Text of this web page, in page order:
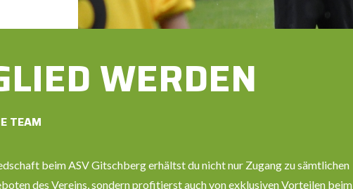
WERDEN
TEAM
beim ASV Gitschberg erhältst du nicht nur Zugang zu sämtlichen
des Vereins, sondern profitierst auch von exklusiven Vorteilen beim